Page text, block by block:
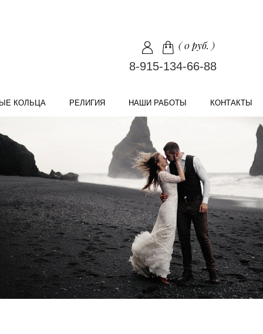
(0 руб. )
8-915-134-66-88
КОЛЬЦА РЕЛИГИЯ НАШИ РАБОТЫ КОНТАКТЫ